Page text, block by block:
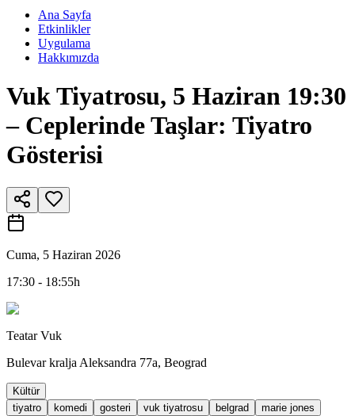
Ana Sayfa
Etkinlikler
Uygulama
Hakkımızda
Vuk Tiyatrosu, 5 Haziran 19:30
– Ceplerinde Taşlar: Tiyatro
Gösterisi
Cuma, 5 Haziran 2026
17:30 - 18:55h
Teatar Vuk
Bulevar kralja Aleksandra 77a, Beograd
Kültür
tiyatro
komedi gosteri vuk tiyatrosu belgrad
marie jones